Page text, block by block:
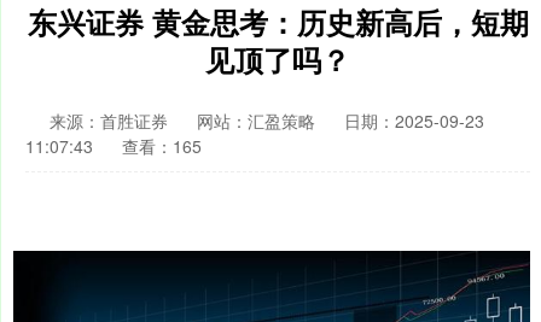
东兴证券 黄金思考：历史新高后，短期
见顶了吗？
来源：首胜证券 网站：汇盈策略
日期：2025-09-23
11:07:43
查看：165